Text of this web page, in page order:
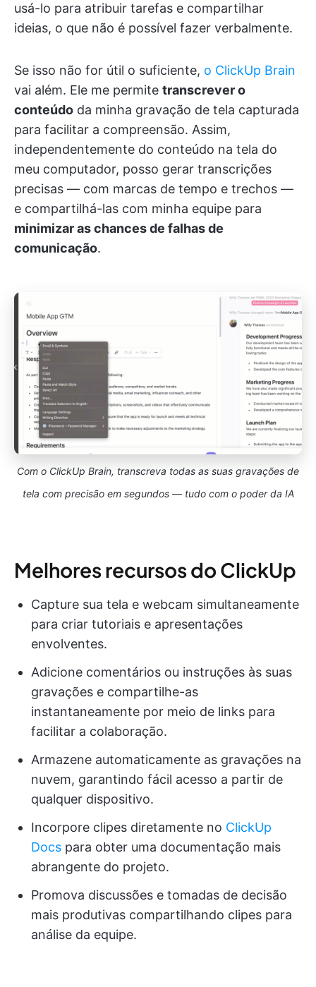
usá-lo para atribuir tarefas e compartilhar
ideias, o que não é possível fazer verbalmente.
Se isso não for útil o suficiente, o ClickUp Brain
vai além. Ele me permite transcrever o
conteúdo da minha gravação de tela capturada
para facilitar a compreensão. Assim,
independentemente do conteúdo na tela do
meu computador, posso gerar transcrições
precisas — com marcas de tempo e trechos —
e compartilhá-las com minha equipe para
minimizar as chances de falhas de
comunicação.
Com o ClickUp Brain, transcreva todas as suas gravações de
tela com precisão em segundos — tudo com o poder da IA
Melhores recursos do ClickUp
Capture sua tela e webcam simultaneamente
para criar tutoriais e apresentações
envolventes.
Adicione comentários ou instruções às suas
gravações e compartilhe-as
instantaneamente por meio de links para
facilitar a colaboração.
Armazene automaticamente as gravações na
nuvem, garantindo fácil acesso a partir de
qualquer dispositivo.
Incorpore clipes diretamente no ClickUp
Docs para obter uma documentação mais
abrangente do projeto.
Promova discussões e tomadas de decisão
mais produtivas compartilhando clipes para
análise da equipe.